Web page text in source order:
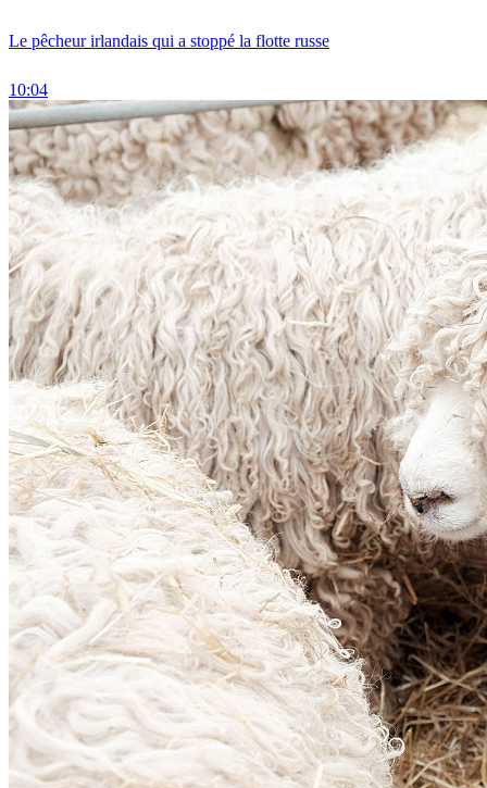
Le pêcheur irlandais qui a stoppé la flotte russe
10:04